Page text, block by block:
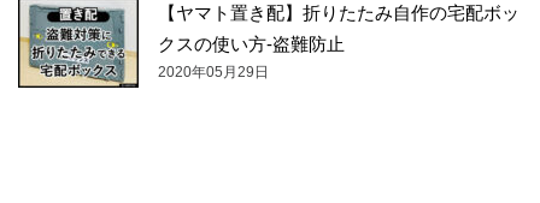
【ヤマト置き配】折りたたみ自作の宅配ボッ
クスの使い方-盗難防止
2020年05月29日